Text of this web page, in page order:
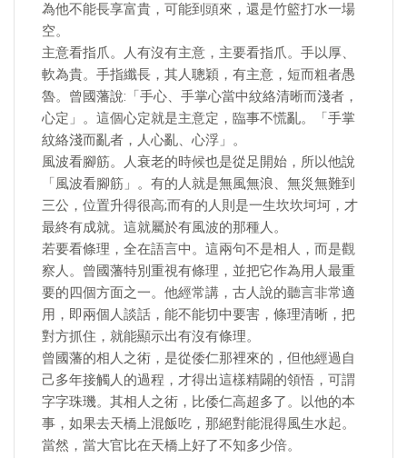
為他不能長享富貴，可能到頭來，還是竹籃打水一場
空。
主意看指爪。人有沒有主意，主要看指爪。手以厚、
軟為貴。手指纖長，其人聰穎，有主意，短而粗者愚
魯。曾國藩說:「手心、手掌心當中紋絡清晰而淺者，
心定」。這個心定就是主意定，臨事不慌亂。「手掌
紋絡淺而亂者，人心亂、心浮」。
風波看腳筋。人衰老的時候也是從足開始，所以他說
「風波看腳筋」。有的人就是無風無浪、無災無難到
三公，位置升得很高;而有的人則是一生坎坎坷坷，才
最終有成就。這就屬於有風波的那種人。
若要看條理，全在語言中。這兩句不是相人，而是觀
察人。曾國藩特別重視有條理，並把它作為用人最重
要的四個方面之一。他經常講，古人說的聽言非常適
用，即兩個人談話，能不能切中要害，條理清晰，把
對方抓住，就能顯示出有沒有條理。
曾國藩的相人之術，是從倭仁那裡來的，但他經過自
己多年接觸人的過程，才得出這樣精闢的領悟，可謂
字字珠璣。其相人之術，比倭仁高超多了。以他的本
事，如果去天橋上混飯吃，那絕對能混得風生水起。
當然，當大官比在天橋上好了不知多少倍。